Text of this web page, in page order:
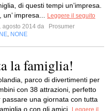
di questi tempi un’impresa.
un’ impresa...
Leggere il seguito
agosto 2014 da
Prosumer
NONE
la famiglia!
parco di divertimenti per
con 38 attrazioni, perfetto
passare una giornata con tutta
o con gli amici.
Leggere il